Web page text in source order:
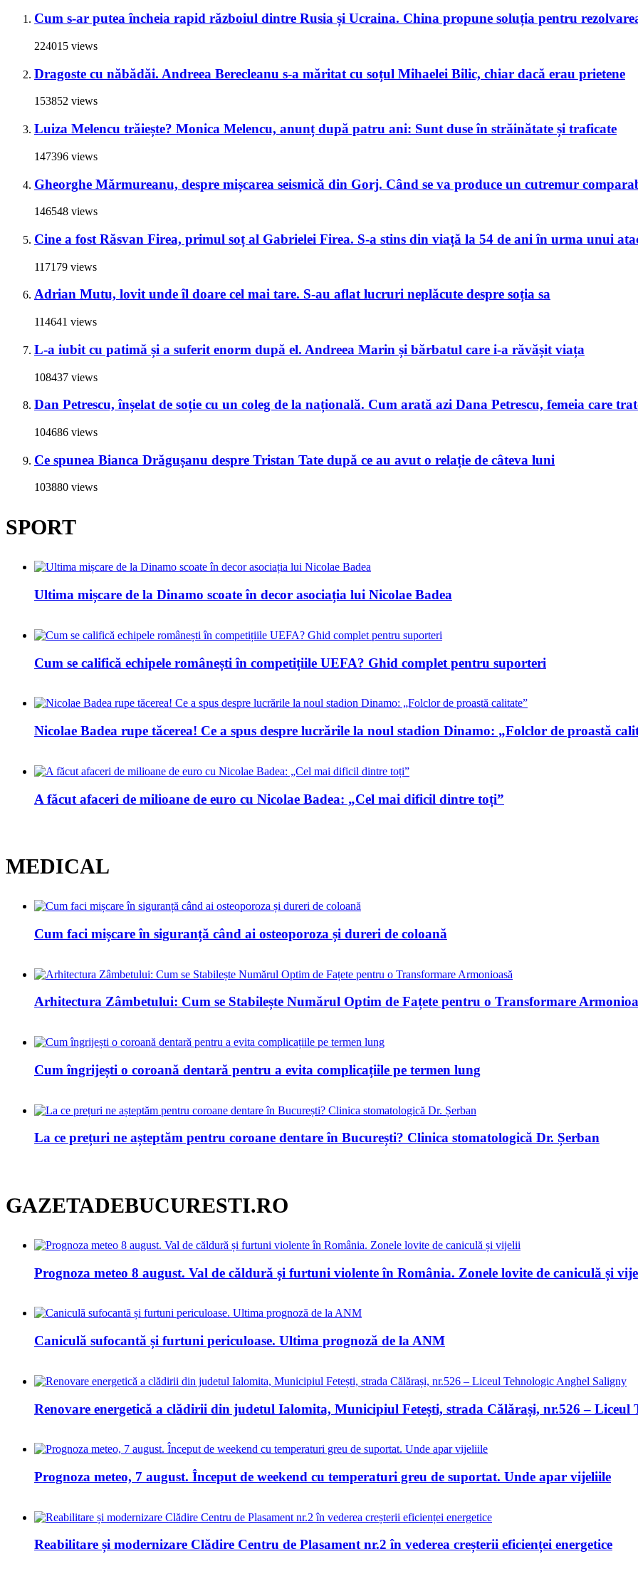
Cum s-ar putea încheia rapid războiul dintre Rusia și Ucraina. China propune soluția pentru
224015 views
Dragoste cu năbădăi. Andreea Berecleanu s-a măritat cu soțul Mihaelei Bilic, chiar dacă erau prietene
153852 views
Luiza Melencu trăiește? Monica Melencu, anunț după patru ani: Sunt duse în străinătate și traficate
147396 views
Gheorghe Mărmureanu, despre mișcarea seismică din Gorj. Când se va produce un cutremur
146548 views
Cine a fost Răsvan Firea, primul soț al Gabrielei Firea. S-a stins din viață la 54 de ani în urma unui
117179 views
Adrian Mutu, lovit unde îl doare cel mai tare. S-au aflat lucruri neplăcute despre soția sa
114641 views
L-a iubit cu patimă și a suferit enorm după el. Andreea Marin și bărbatul care i-a răvășit viața
108437 views
Dan Petrescu, înșelat de soție cu un coleg de la națională. Cum arată azi Dana Petrescu, femeia care
104686 views
Ce spunea Bianca Drăgușanu despre Tristan Tate după ce au avut o relație de câteva luni
103880 views
SPORT
Ultima mișcare de la Dinamo scoate în decor asociația lui Nicolae Badea
Cum se califică echipele românești în competițiile UEFA? Ghid complet pentru suporteri
Nicolae Badea rupe tăcerea! Ce a spus despre lucrările la noul stadion Dinamo: „Folclor de proastă
A făcut afaceri de milioane de euro cu Nicolae Badea: „Cel mai dificil dintre toți”
MEDICAL
Cum faci mișcare în siguranță când ai osteoporoza și dureri de coloană
Arhitectura Zâmbetului: Cum se Stabilește Numărul Optim de Fațete pentru o Transformare
Cum îngrijești o coroană dentară pentru a evita complicațiile pe termen lung
La ce prețuri ne așteptăm pentru coroane dentare în București? Clinica stomatologică Dr. Șerban
GAZETADEBUCURESTI.RO
Prognoza meteo 8 august. Val de căldură și furtuni violente în România. Zonele lovite de caniculă și
Caniculă sufocantă și furtuni periculoase. Ultima prognoză de la ANM
Renovare energetică a clădirii din judetul Ialomita, Municipiul Fetești, strada Călărași, nr.526 – Liceul
Prognoza meteo, 7 august. Început de weekend cu temperaturi greu de suportat. Unde apar vijeliile
Reabilitare și modernizare Clădire Centru de Plasament nr.2 în vederea creșterii eficienței energetice